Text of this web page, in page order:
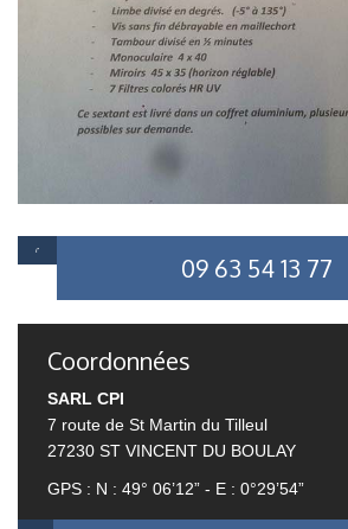
09 63 54 13 77
Coordonnées
SARL CPI
7 route de St Martin du Tilleul
27230 ST VINCENT DU BOULAY
GPS : N : 49° 06’12” - E : 0°29’54”